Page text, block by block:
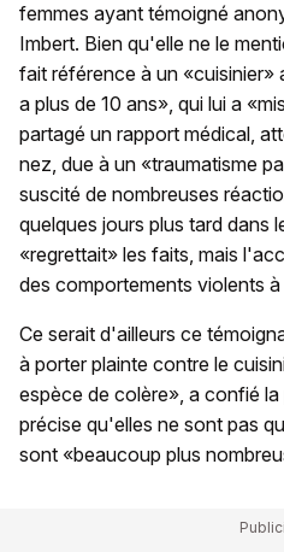
femmes ayant témoigné
Imbert. Bien qu'elle ne le
fait référence à un «cuisinier»
a plus de 10 ans», qui lui a
partagé un rapport médical,
nez, due à un «traumatisme
suscité de nombreuses
quelques jours plus tard dans
«regrettait» les faits, mais
des comportements violents
Ce serait d'ailleurs ce
à porter plainte contre le
espèce de colère», a confié la
précise qu'elles ne sont pas
sont «beaucoup plus